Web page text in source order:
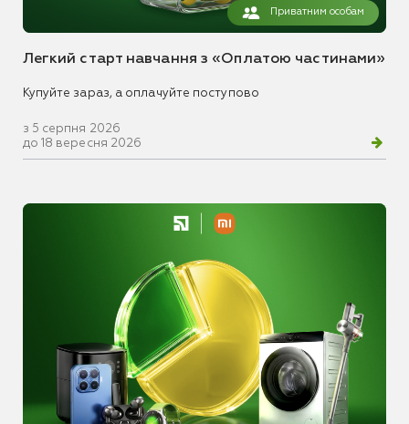
Приватним особам
Легкий старт навчання з «Оплатою частинами»
Купуйте зараз, а оплачуйте поступово
з 5 серпня 2026
до 18 вересня 2026